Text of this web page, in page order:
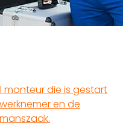
monteur die is gestart
en de